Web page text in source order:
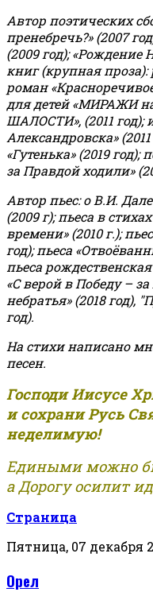
Автор поэтических
пренебречь?» (2007
(2009 год); «Рождение
книг (крупная проза):
роман
для детей «МИРАЖИ
ШАЛОСТИ», (2011 год);
Александровска»
«Гутенька» (2019 год);
за Правдой ходили»
Автор пьес: о В.И.
(2009 г); пьеса в
времени» (2010 г.);
год); пьеса
пьеса
«С верой в Победу – за
небратья» (2018 год),
год).
На стихи написано
песен.
Господи Иисусе
и сохрани Русь
неделимую!
Едиными можно
а Дорогу осилит
Страница
Пятница, 07 декабря
Орел